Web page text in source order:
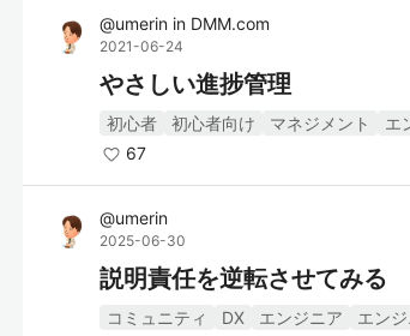
@umerin in DMM.com
2021-06-24
やさしい進捗管理
初心者 初心者向け マネジメント エ
67
@umerin
2025-06-30
説明責任を逆転させてみる
コミュニティ DX エンジニア エン